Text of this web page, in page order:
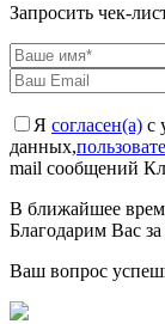
Запросить чек-
Я согласен(а) с
данных,
mail сообщений
В ближайшее
Благодарим Вас
Ваш вопрос